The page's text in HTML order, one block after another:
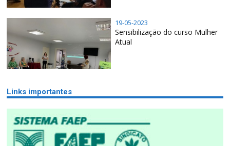
19-05-2023
Sensibilização do curso Mulher
Atual
Links importantes